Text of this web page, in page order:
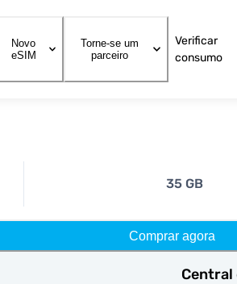
Novo
eSIM
Torne-se um
parceiro
Verificar
consumo
35 GB
Comprar agora
Central